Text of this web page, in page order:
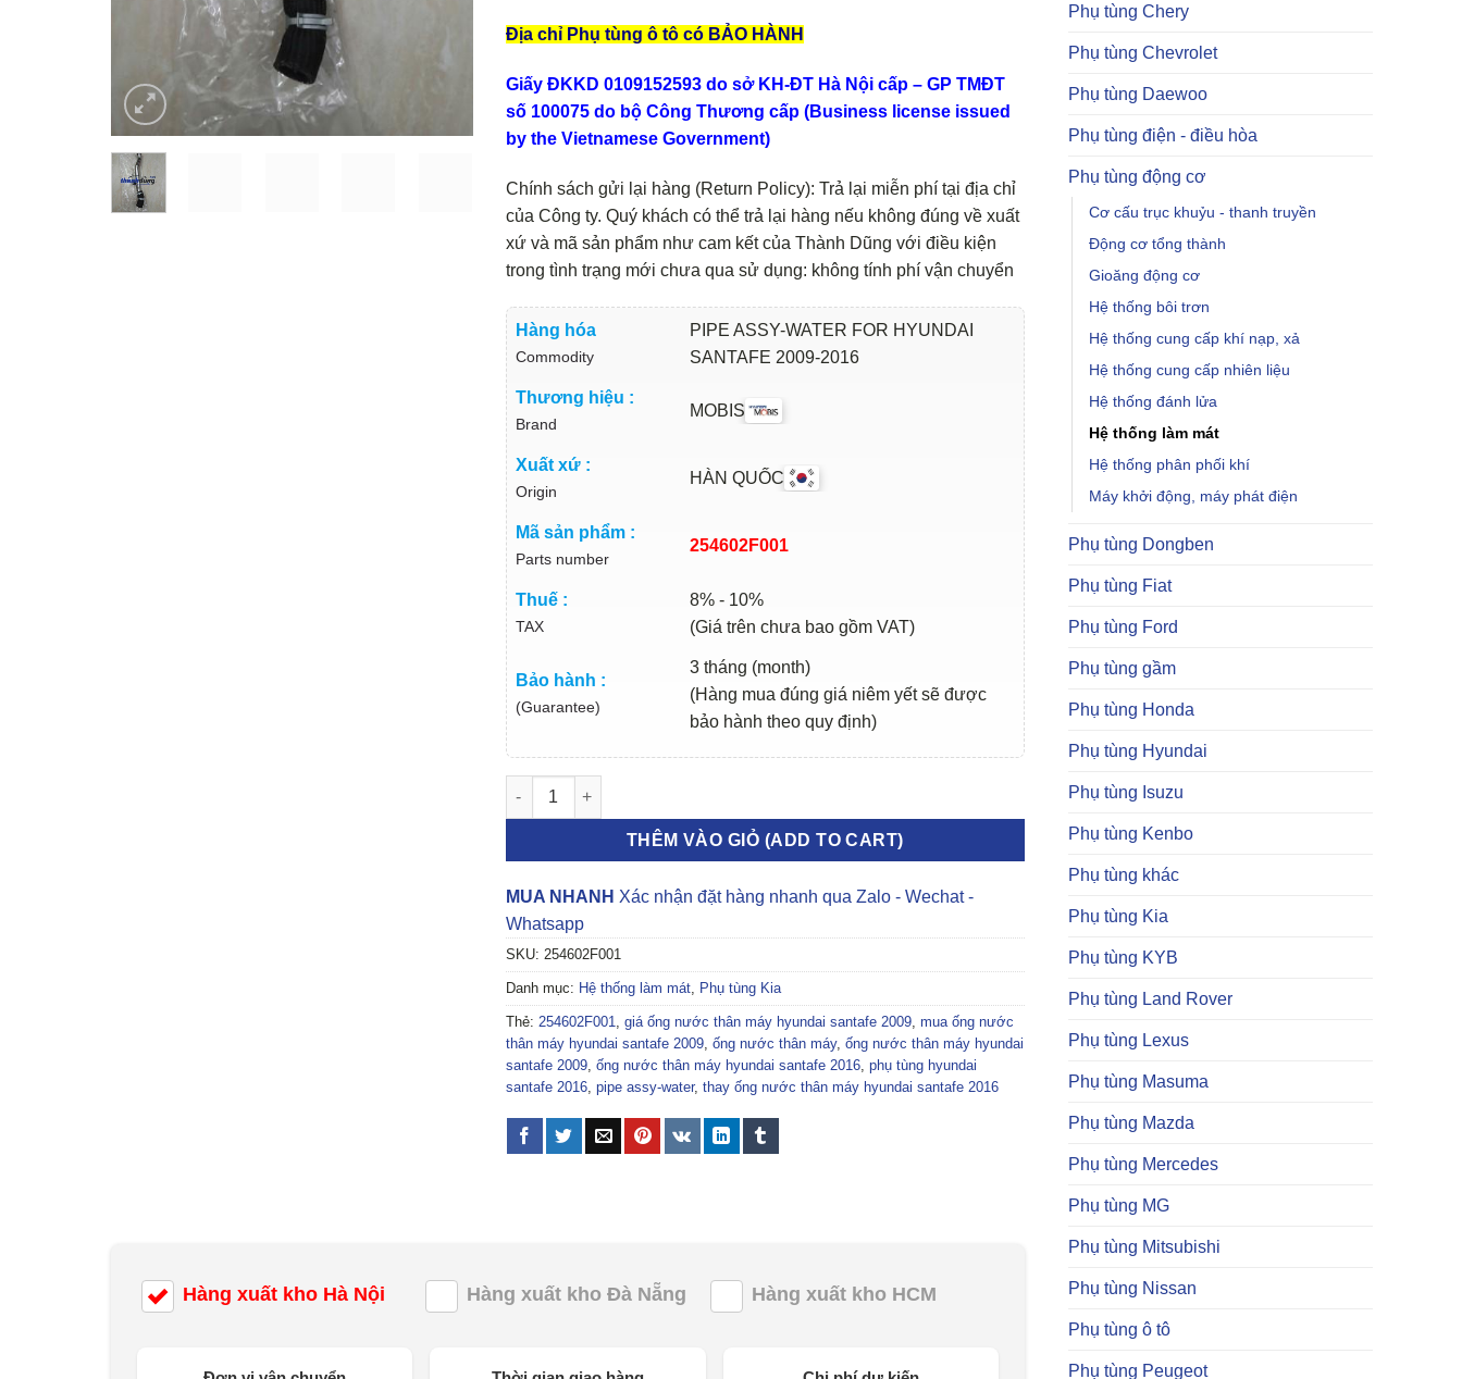
Phụ tùng Chery
Phụ tùng Chevrolet
Phụ tùng Daewoo
Phụ tùng điện - điều hòa
Phụ tùng động cơ
Cơ cấu trục khuỷu - thanh truyền
Động cơ tổng thành
Gioăng động cơ
Hệ thống bôi trơn
Hệ thống cung cấp khí nạp, xả
Hệ thống cung cấp nhiên liệu
Hệ thống đánh lửa
Hệ thống làm mát
Hệ thống phân phối khí
Máy khởi động, máy phát điện
Phụ tùng Dongben
Phụ tùng Fiat
Phụ tùng Ford
Phụ tùng gầm
Phụ tùng Honda
Phụ tùng Hyundai
Phụ tùng Isuzu
Phụ tùng Kenbo
Phụ tùng khác
Phụ tùng Kia
Phụ tùng KYB
Phụ tùng Land Rover
Phụ tùng Lexus
Phụ tùng Masuma
Phụ tùng Mazda
Phụ tùng Mercedes
Phụ tùng MG
Phụ tùng Mitsubishi
Phụ tùng Nissan
Phụ tùng ô tô
Phụ tùng Peugeot
Địa chỉ Phụ tùng ô tô có BẢO HÀNH
Giấy ĐKKD 0109152593 do sở KH-ĐT Hà Nội cấp – GP TMĐT
số 100075 do bộ Công Thương cấp (Business license issued
by the Vietnamese Government)
Chính sách gửi lại hàng (Return Policy): Trả lại miễn phí tại địa chỉ
của Công ty. Quý khách có thể trả lại hàng nếu không đúng về xuất
xứ và mã sản phẩm như cam kết của Thành Dũng với điều kiện
trong tình trạng mới chưa qua sử dụng: không tính phí vận chuyển
Hàng hóa
Commodity
PIPE ASSY-WATER FOR HYUNDAI
SANTAFE 2009-2016
Thương hiệu :
Brand
MOBIS
Xuất xứ :
Origin
HÀN QUỐC
Mã sản phẩm :
Parts number
254602F001
Thuế :
TAX
8% - 10%
(Giá trên chưa bao gồm VAT)
Bảo hành :
(Guarantee)
3 tháng (month)
(Hàng mua đúng giá niêm yết sẽ được
bảo hành theo quy định)
ỐNG NƯỚC THÂN MÁY HYUNDAI SANTAFE 2009-2016 | 254602F001 số lượng
THÊM VÀO GIỎ (ADD TO CART)
MUA NHANH Xác nhận đặt hàng nhanh qua Zalo - Wechat -
Whatsapp
SKU: 254602F001
Danh mục: Hệ thống làm mát, Phụ tùng Kia
Thẻ: 254602F001, giá ống nước thân máy hyundai santafe 2009, mua ống nước
thân máy hyundai santafe 2009, ống nước thân máy, ống nước thân máy hyundai
santafe 2009, ống nước thân máy hyundai santafe 2016, phụ tùng hyundai
santafe 2016, pipe assy-water, thay ống nước thân máy hyundai santafe 2016
Hàng xuất kho Hà Nội Hàng xuất kho Đà Nẵng Hàng xuất kho HCM